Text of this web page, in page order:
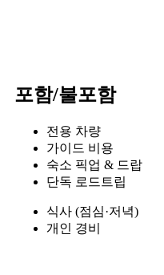
포함/불포함
전용 차량
가이드 비용
숙소 픽업 & 드랍
단독 로드트립
식사 (점심·저녁)
개인 경비